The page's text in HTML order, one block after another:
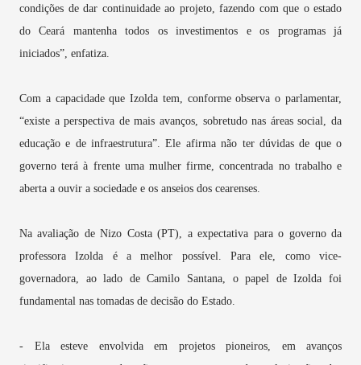
condições de dar continuidade ao projeto, fazendo com que o estado
do Ceará mantenha todos os investimentos e os programas já
iniciados”, enfatiza.
Com a capacidade que Izolda tem, conforme observa o parlamentar,
“existe a perspectiva de mais avanços, sobretudo nas áreas social, da
educação e de infraestrutura”. Ele afirma não ter dúvidas de que o
governo terá à frente uma mulher firme, concentrada no trabalho e
aberta a ouvir a sociedade e os anseios dos cearenses.
Na avaliação de Nizo Costa (PT), a expectativa para o governo da
professora Izolda é a melhor possível. Para ele, como vice-
governadora, ao lado de Camilo Santana, o papel de Izolda foi
fundamental nas tomadas de decisão do Estado.
- Ela esteve envolvida em projetos pioneiros, em avanços